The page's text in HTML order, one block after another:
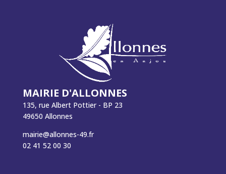
MAIRIE D'ALLONNES
135, rue Albert Pottier - BP 23
49650 Allonnes
mairie@allonnes-49.fr
02 41 52 00 30